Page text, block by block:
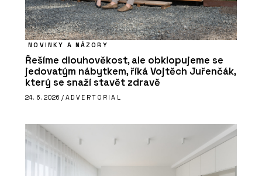
NOVINKY A NÁZORY
Řešíme dlouhověkost, ale obklopujeme se
jedovatým nábytkem, říká Vojtěch Juřenčák,
který se snaží stavět zdravě
24. 6. 2026 / ADVERTORIAL